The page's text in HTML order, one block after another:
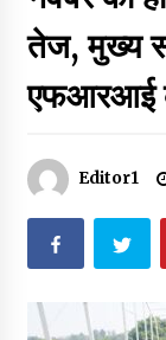
तेज, मुख्य
एफआरआई
Editor1